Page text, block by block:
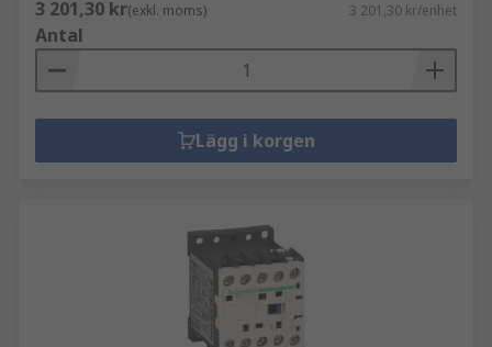
3 201,30 kr(exkl. moms) 3 201,30 kr/enhet
Antal
Lägg i korgen